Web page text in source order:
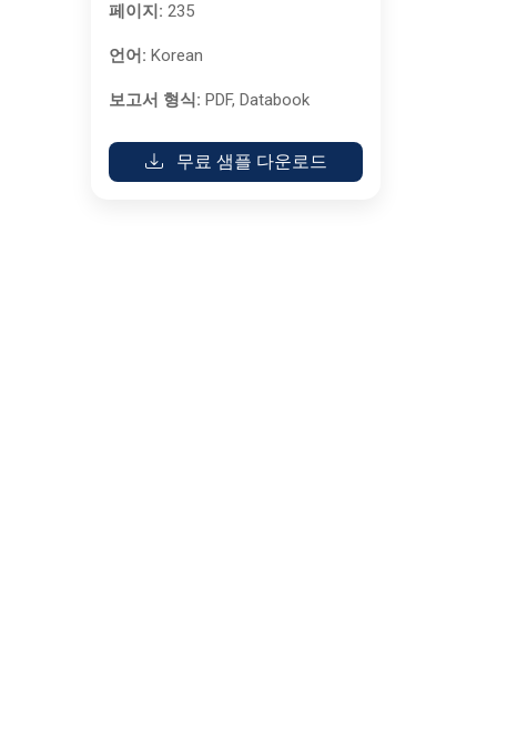
페이지: 235
언어: Korean
보고서 형식: PDF, Databook
무료 샘플 다운로드